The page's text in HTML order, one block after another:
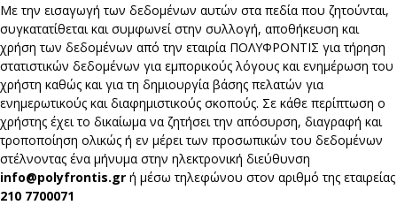
Με την εισαγωγή των δεδομένων αυτών στα πεδία που ζητούνται,
συγκατατίθεται και συμφωνεί στην συλλογή, αποθήκευση και
χρήση των δεδομένων από την εταιρία ΠΟΛΥΦΡΟΝΤΙΣ για τήρηση
στατιστικών δεδομένων για εμπορικούς λόγους και ενημέρωση του
χρήστη καθώς και για τη δημιουργία βάσης πελατών για
ενημερωτικούς και διαφημιστικούς σκοπούς. Σε κάθε περίπτωση ο
χρήστης έχει το δικαίωμα να ζητήσει την απόσυρση, διαγραφή και
τροποποίηση ολικώς ή εν μέρει των προσωπικών του δεδομένων
στέλνοντας ένα μήνυμα στην ηλεκτρονική διεύθυνση
info@polyfrontis.gr ή μέσω τηλεφώνου στον αριθμό της εταιρείας
210 7700071